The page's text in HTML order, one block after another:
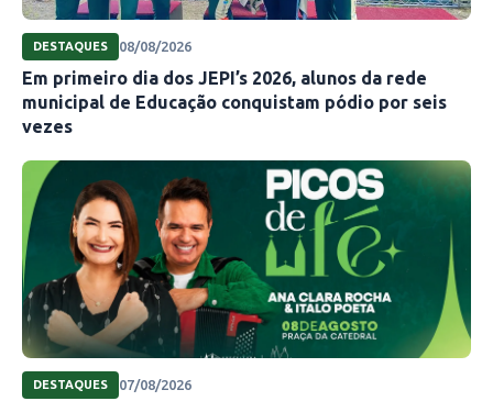
DESTAQUES 08/08/2026
Em primeiro dia dos JEPI’s 2026, alunos da rede
municipal de Educação conquistam pódio por seis
vezes
DESTAQUES 07/08/2026